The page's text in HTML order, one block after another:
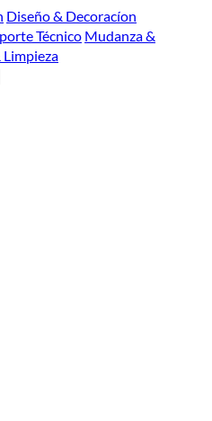
Diseño & Decoracíon
Técnico Mudanza &